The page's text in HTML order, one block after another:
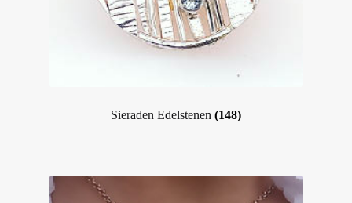
Sieraden Edelstenen (148)